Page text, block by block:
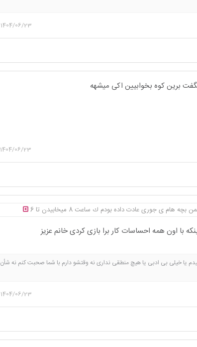
1404/06/23
برین کوه بخوابیین اکی میشهه
1404/06/23
ی جوری عادت داده بودم ك ساعت 8 میخابیدن تا 6
با اون همه احساسات کار برا بازی کردی خانم عزیز
یا خیلی بی ادبی یا هیچ منطقی نداری نه وقتشو دارم با شما صحبت کنم نه شأن
1404/06/23